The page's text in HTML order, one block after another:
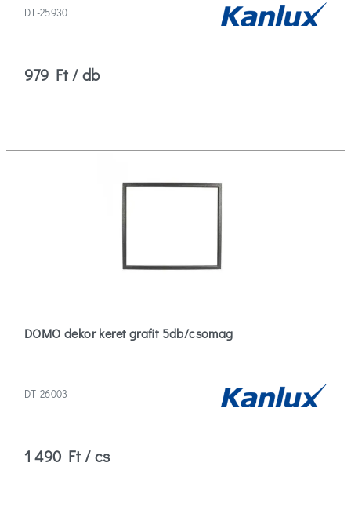
DT-25930
979 Ft / db
DOMO dekor keret grafit 5db/csomag
DT-26003
1 490 Ft / cs